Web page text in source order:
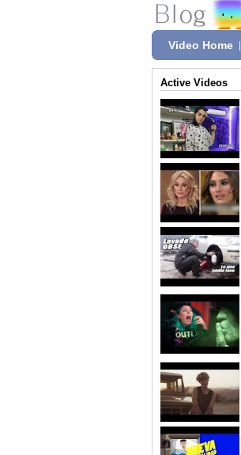
Video Home
Active Videos